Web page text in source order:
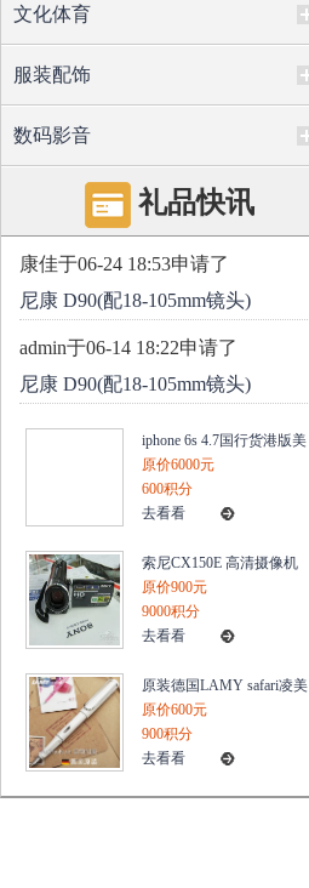
文化体育
服装配饰
数码影音
礼品快讯
康佳于06-24 18:53申请了
尼康 D90(配18-105mm镜头)
admin于06-14 18:22申请了
尼康 D90(配18-105mm镜头)
iphone 6s 4.7国行货港版美
版置官换机电信三网无锁
4G
原价6000元
600积分
去看看
索尼CX150E 高清摄像机
内置16G内存/25X/420万像
素 三年保
原价900元
9000积分
去看看
原装德国LAMY safari凌美
狩猎者系列钢笔10新款白
色
原价600元
900积分
去看看